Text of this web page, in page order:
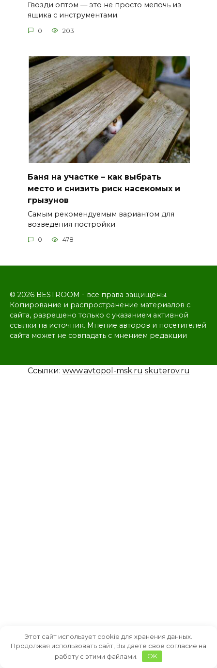
Гвозди оптом — это не просто мелочь из
ящика с инструментами.
0 203
Баня на участке – как выбрать
место и снизить риск насекомых и
грызунов
Самым рекомендуемым вариантом для
возведения постройки
0 478
© 2026 BESTROOM - все права защищены.
Копирование и распространение материалов с
сайта, разрешено только с указанием активной
ссылки на источник. Мнение авторов и посетителей
сайта может не совпадать с мнением редакции
Ссылки: www.avtopol-msk.ru skuterov.ru
Этот сайт использует cookie для хранения данных.
Продолжая использовать сайт, Вы даете свое согласие на
работу с этими файлами.
OK